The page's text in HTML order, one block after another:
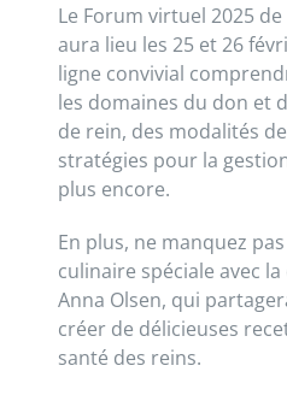
Le Forum virtuel 2025
aura lieu les 25 et 26
ligne convivial
les domaines du don et
de rein, des modalités
stratégies pour la
plus encore.
En plus, ne manquez
culinaire spéciale avec
Anna Olsen, qui
créer de délicieuses
santé des reins.